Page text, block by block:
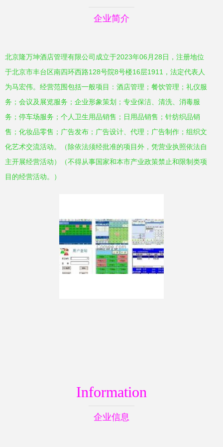
企业简介
北京隆万坤酒店管理有限公司成立于2023年06月28日，注册地位
于北京市丰台区南四环西路128号院8号楼16层1911，法定代表人
为马宏伟。经营范围包括一般项目：酒店管理；餐饮管理；礼仪服
务；会议及展览服务；企业形象策划；专业保洁、清洗、消毒服
务；停车场服务；个人卫生用品销售；日用品销售；针纺织品销
售；化妆品零售；广告发布；广告设计、代理；广告制作；组织文
化艺术交流活动。（除依法须经批准的项目外，凭营业执照依法自
主开展经营活动）（不得从事国家和本市产业政策禁止和限制类项
目的经营活动。）
Information
企业信息